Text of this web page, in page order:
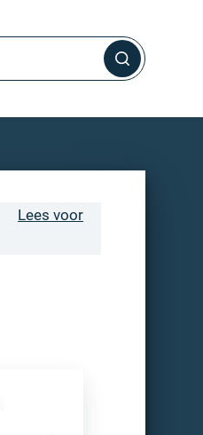
Lees voor